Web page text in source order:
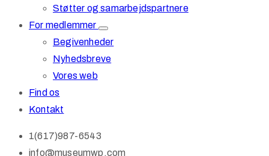
Støtter og samarbejdspartnere
For medlemmer
Begivenheder
Nyhedsbreve
Vores web
Find os
Kontakt
1(617)987-6543
info@museumwp.com